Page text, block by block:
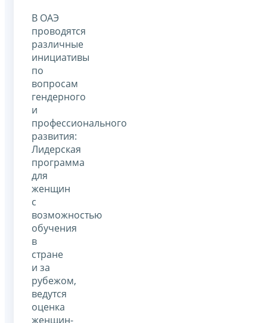
В ОАЭ
проводятся
различные
инициативы
по
вопросам
гендерного
и
профессионального
развития:
Лидерская
программа
для
женщин
с
возможностью
обучения
в
стране
и за
рубежом,
ведутся
оценка
женщин-